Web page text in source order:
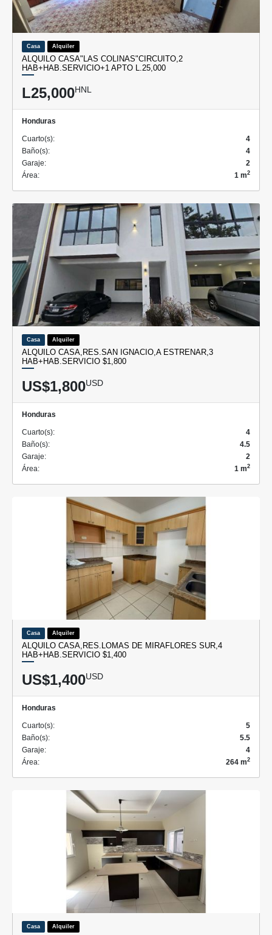
Casa Alquiler
ALQUILO CASA"LAS COLINAS"CIRCUITO,2
HAB+HAB.SERVICIO+1 APTO L.25,000
L25,000HNL
Honduras
Cuarto(s):
4
Baño(s):
4
Garaje:
2
Área:
1 m2
Casa Alquiler
ALQUILO CASA,RES.SAN IGNACIO,A ESTRENAR,3
HAB+HAB.SERVICIO $1,800
US$1,800USD
Honduras
Cuarto(s):
4
Baño(s):
4.5
Garaje:
2
Área:
1 m2
Casa Alquiler
ALQUILO CASA,RES.LOMAS DE MIRAFLORES SUR,4
HAB+HAB.SERVICIO $1,400
US$1,400USD
Honduras
Cuarto(s):
5
Baño(s):
5.5
Garaje:
4
Área:
264 m2
Casa Alquiler